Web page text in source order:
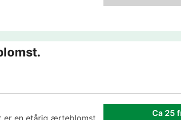
er en etårig ærteblomst Ca 25